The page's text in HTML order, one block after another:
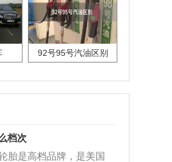
92号95号汽油区别
档次
胎是高档品牌，是美国